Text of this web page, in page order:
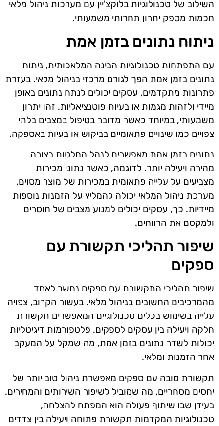
השילוב של טכנולוגיות בלוקצ'יין עם מערכות ניהול מלאי
חכמות מספק יתרון תחרותי משמעותי.
ניתוח נתונים בזמן אמת
עם התפתחות טכנולוגיות הבינה המלאכותית, ניתוח
נתונים בזמן אמת הפך לגורם מרכזי בניהול מלאי. בעזרת
פתרונות מתקדמים, עסקים יכולים לנתח נתונים באופן
מיידי ולזהות מגמות או בעיות פוטנציאליות. זהו יתרון
משמעותי, במיוחד כאשר מדובר בטיפול במצבים בלתי
צפויים כמו שינויים פתאומיים בביקוש או בעיות באספקה.
נתונים בזמן אמת מאפשרים לנהל החלטות בצורה
מהירה ויעילה יותר. לדוגמה, כאשר נתוני מכירות
מצביעים על עלייה פתאומית במכירות של מוצר מסוים,
מערכת ניהול המלאי יכולה להמליץ על הזמנות נוספות
מיידיות. כך, עסקים יכולים למנוע מצבים של חוסרים
ולמקסם את הרווחים.
שיפור תהליכי תקשורת עם
ספקים
שיפור תהליכי התקשורת עם ספקים נחשב לאחד
מהמרכיבים החשובים בניהול מלאי. בעשור הקרוב, צפויה
עלייה בשימוש בכלים טכנולוגיים המאפשרים תקשורת
חלקה ויעילה בין עסקים לספקים. פלטפורמות דיגיטליות
יכולות לשדר נתונים בזמן אמת, מה שמקל על המעקב
אחר הזמנות ומלאי.
תקשורת טובה עם ספקים מאפשרת ניהול טוב יותר של
יחסים מסחריים, מה שמוביל לשיפור השירותים והמחירים.
בעידן שבו שיתוף פעולה הוא המפתח להצלחה,
טכנולוגיות המקדמות תקשורת פתוחה ויעילה בין צדדים